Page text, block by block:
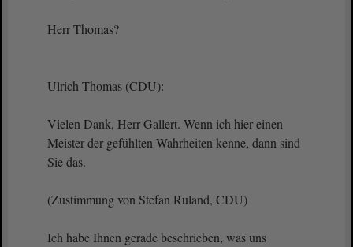
Herr Thomas?
Ulrich Thomas (CDU):
Vielen Dank, Herr Gallert. Wenn ich hier einen
Meister der gefühlten Wahrheiten kenne, dann sind
Sie das.
(Zustimmung von Stefan Ruland, CDU)
Ich habe Ihnen gerade beschrieben, was uns